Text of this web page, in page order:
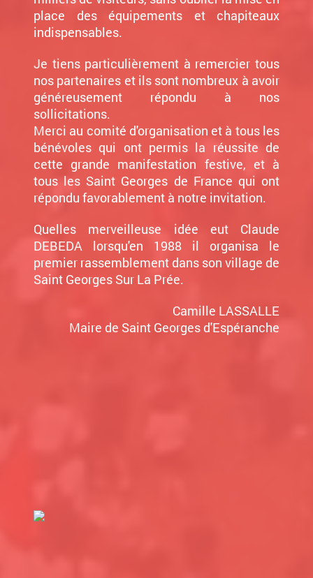
place des équipements et chapiteaux
indispensables.
Je tiens particulièrement à remercier tous
nos partenaires et ils sont nombreux à avoir
généreusement répondu à nos
sollicitations.
Merci au comité d'organisation et à tous les
bénévoles qui ont permis la réussite de
cette grande manifestation festive, et à
tous les Saint Georges de France qui ont
répondu favorablement à notre invitation.
Quelles merveilleuse idée eut Claude
DEBEDA lorsqu'en 1988 il organisa le
premier rassemblement dans son village de
Saint Georges Sur La Prée.
Camille LASSALLE
Maire de Saint Georges d'Espéranche